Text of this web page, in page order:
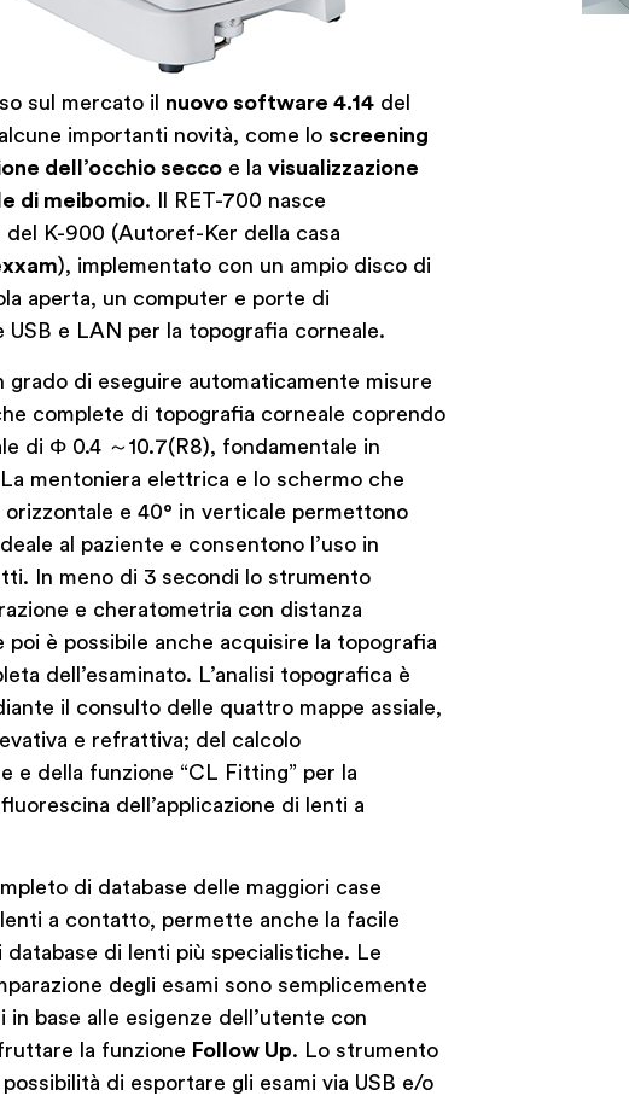
sul mercato il nuovo software 4.14del
importanti novità, come lo screening
dell’occhio seccoe la visualizzazione
di meibomio. Il RET-700 nasce
del K-900 (Autoref-Ker della casa
), implementato con un ampio disco di
aperta, un computer e porte di
USB e LAN per la topografia corneale.
grado di eseguire automaticamente misure
complete di topografia corneale coprendo
di Φ 0.4 ～10.7(R8), fondamentale in
mentoniera elettrica e lo schermo che
orizzontale e 40° in verticale permettono
al paziente e consentono l’uso in
In meno di 3 secondi lo strumento
e cheratometria con distanza
poi è possibile anche acquisire la topografia
dell’esaminato. L’analisi topografica è
il consulto delle quattro mappe assiale,
e refrattiva; del calcolo
e della funzione “CL Fitting” per la
dell’applicazione di lenti a
di database delle maggiori case
a contatto, permette anche la facile
database di lenti più specialistiche. Le
degli esami sono semplicemente
in base alle esigenze dell’utente con
la funzione Follow Up. Lo strumento
di esportare gli esami via USB e/o